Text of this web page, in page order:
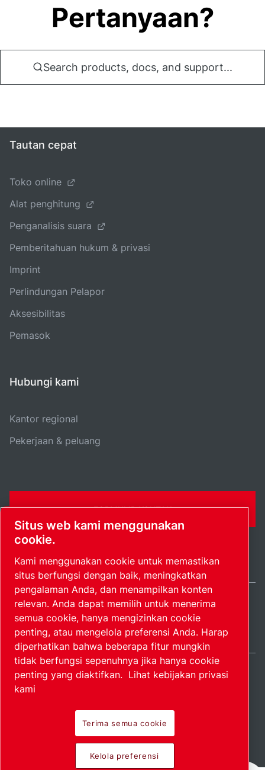
Pertanyaan?
Search products, docs, and support...
Tautan cepat
Toko online
Alat penghitung
Penganalisis suara
Pemberitahuan hukum & privasi
Imprint
Perlindungan Pelapor
Aksesibilitas
Pemasok
Hubungi kami
Kantor regional
Pekerjaan & peluang
FORMULIR KONTAK
Peta situs Kelola preferensi© 2026 Hak Cipta.
Indonesia / IN
Produk perintis.
Diterapkan dengan
Situs web kami menggunakan
cookie.
Kami menggunakan cookie untuk memastikan
situs berfungsi dengan baik, meningkatkan
pengalaman Anda, dan menampilkan konten
relevan. Anda dapat memilih untuk menerima
semua cookie, hanya mengizinkan cookie
penting, atau mengelola preferensi Anda. Harap
diperhatikan bahwa beberapa fitur mungkin
tidak berfungsi sepenuhnya jika hanya cookie
penting yang diaktifkan. Lihat kebijakan privasi
kami
Terima semua cookie
Kelola preferensi